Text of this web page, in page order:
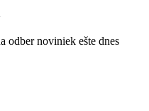
odber noviniek ešte dnes